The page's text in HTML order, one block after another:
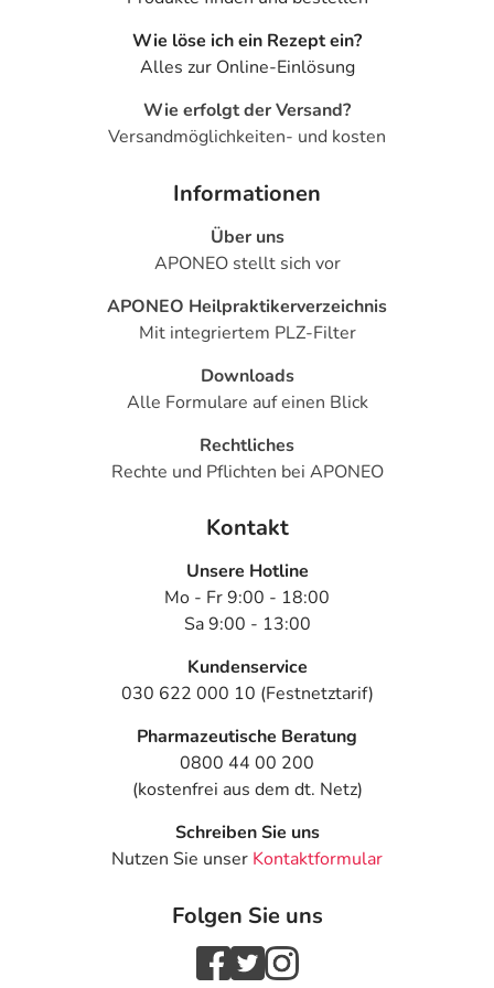
1 g Paste enthält:
20 mg Miconazolnitrat
200 g Zinkoxid
Sonstige Bestandteile: Weißes Vaselin, Macrogolstearat
40, dickflüssiges Paraffin, Propylenglykol, Glycerol 85%,
Glycerolmonostearat 40 – 55%, all-rac-a-Tocopherol
MIBE GmbH Arzneimittel
Wie löse ich ein Rezept ein?
Alles zur Online-Einlösung
Wie erfolgt der Versand?
Versandmöglichkeiten- und kosten
Informationen
Über uns
APONEO stellt sich vor
APONEO Heilpraktikerverzeichnis
Mit integriertem PLZ-Filter
Downloads
Alle Formulare auf einen Blick
Rechtliches
Rechte und Pflichten bei APONEO
Kontakt
Unsere Hotline
Mo - Fr 9:00 - 18:00
Sa 9:00 - 13:00
Kundenservice
030 622 000 10 (Festnetztarif)
Pharmazeutische Beratung
0800 44 00 200
(kostenfrei aus dem dt. Netz)
Schreiben Sie uns
Nutzen Sie unser Kontaktformular
Folgen Sie uns